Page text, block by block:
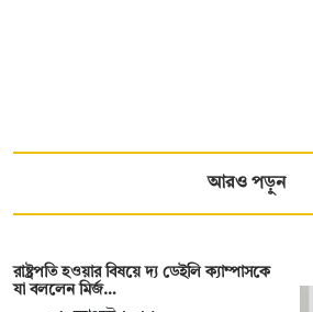
আরও পড়ুন
রাষ্ট্রপতি হওয়ার বিষয়ে দ্য ডেইলি ক্যাম্পাসকে
যা বললেন মির্জ…